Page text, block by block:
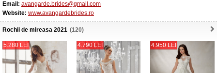
Email: avangarde.brides@gmail.com
Website: www.avangardebrides.ro
Rochii de mireasa 2021 (120)
5.280 LEI 4.790 LEI 4.950 LEI